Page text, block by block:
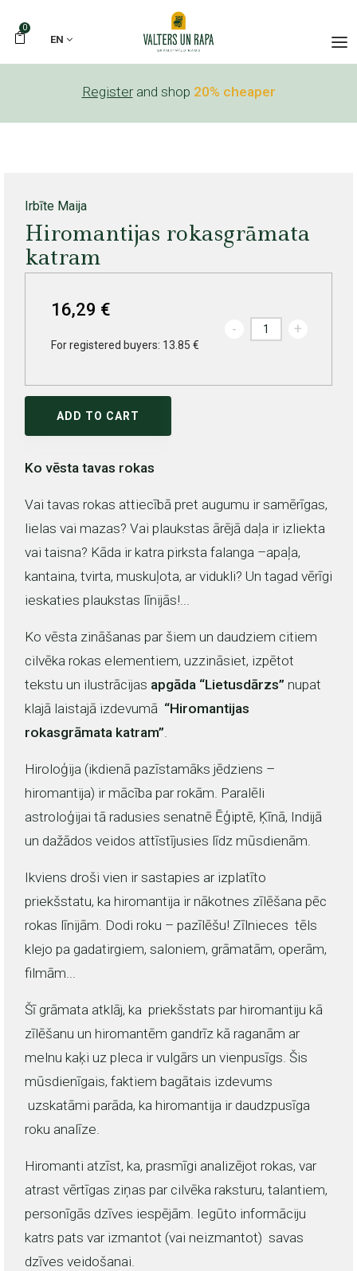
0
EN
Register and shop 20% cheaper
Irbīte Maija
Hiromantijas rokasgrāmata
katram
16,29 €
For registered buyers: 13.85 €
- +
ADD TO CART
Ko vēsta tavas rokas
Vai tavas rokas attiecībā pret augumu ir samērīgas,
lielas vai mazas? Vai plaukstas ārējā daļa ir izliekta
vai taisna? Kāda ir katra pirksta falanga –apaļa,
kantaina, tvirta, muskuļota, ar vidukli? Un tagad vērīgi
ieskaties plaukstas līnijās!...
Ko vēsta zināšanas par šiem un daudziem citiem
cilvēka rokas elementiem, uzzināsiet, izpētot
tekstu un ilustrācijas apgāda “Lietusdārzs” nupat
klajā laistajā izdevumā “Hiromantijas
rokasgrāmata katram”.
Hiroloģija (ikdienā pazīstamāks jēdziens –
hiromantija) ir mācība par rokām. Paralēli
astroloģijai tā radusies senatnē Ēģiptē, Ķīnā, Indijā
un dažādos veidos attīstījusies līdz mūsdienām.
Ikviens droši vien ir sastapies ar izplatīto
priekšstatu, ka hiromantija ir nākotnes zīlēšana pēc
rokas līnijām. Dodi roku – pazīlēšu! Zīlnieces tēls
klejo pa gadatirgiem, saloniem, grāmatām, operām,
filmām...
Šī grāmata atklāj, ka priekšstats par hiromantiju kā
zīlēšanu un hiromantēm gandrīz kā raganām ar
melnu kaķi uz pleca ir vulgārs un vienpusīgs. Šis
mūsdienīgais, faktiem bagātais izdevums
uzskatāmi parāda, ka hiromantija ir daudzpusīga
roku analīze.
Hiromanti atzīst, ka, prasmīgi analizējot rokas, var
atrast vērtīgas ziņas par cilvēka raksturu, talantiem,
personīgās dzīves iespējām. Iegūto informāciju
katrs pats var izmantot (vai neizmantot) savas
dzīves veidošanai.